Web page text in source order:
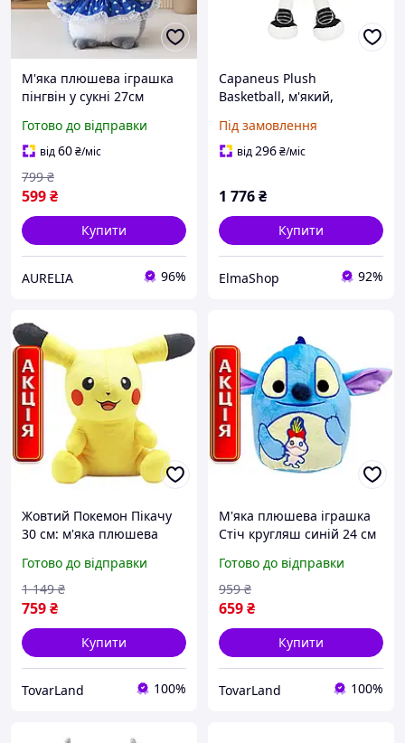
М'яка плюшева іграшка
пінгвін у сукні 27см
тварина пухнастий
подарунок для дівчинки
та хлопчика
Готово до відправки
від60₴/міс
599₴
799 ₴
Купити
AURELIA 96%
Capaneus Plush
Basketball, м'який,
сидіння, плюшева
іграшка, подарунок для
Під замовлення
від296₴/міс
1 776₴
Купити
ElmaShop 92%
Жовтий Покемон Пікачу
30 см: м'яка плюшева
дівчаток
Готово до відправки
759₴
1 149 ₴
Купити
TovarLand 100%
М'яка плюшева іграшка
Стіч кругляш синій 24 см
іграшка для хлопчиків і
дівчаток
Готово до відправки
659₴
959 ₴
Купити
TovarLand 100%